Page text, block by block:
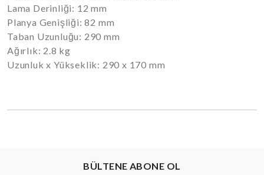
Lama Derinliği: 12 mm
Planya Genişliği: 82 mm
Taban Uzunluğu: 290 mm
Ağırlık: 2.8 kg
Uzunluk x Yükseklik: 290 x 170 mm
BÜLTENE ABONE OL